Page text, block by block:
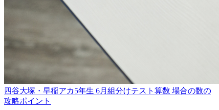
四谷大塚・早稲アカ5年生 6月組分けテスト算数 場合の数の
攻略ポイント